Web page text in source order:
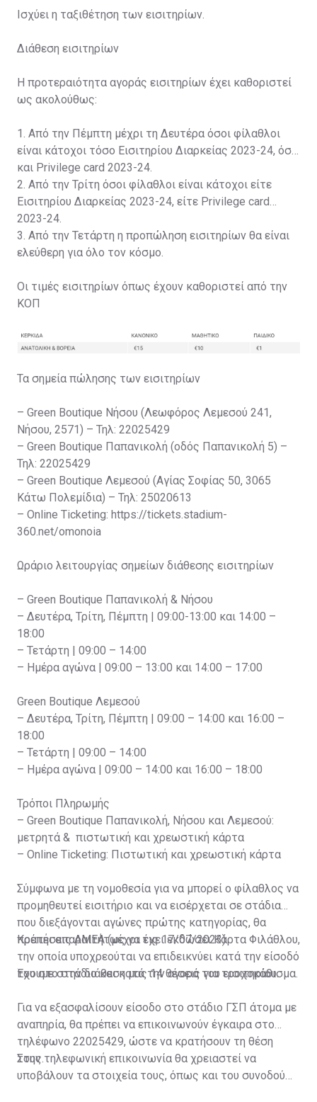
Ισχύει η ταξιθέτηση των εισιτηρίων.
Διάθεση εισιτηρίων
Η προτεραιότητα αγοράς εισιτηρίων έχει καθοριστεί
ως ακολούθως:
1. Από την Πέμπτη μέχρι τη Δευτέρα όσοι φίλαθλοι
είναι κάτοχοι τόσο Εισιτηρίου Διαρκείας 2023-24, όσο
και Privilege card 2023-24.
2. Από την Τρίτη όσοι φίλαθλοι είναι κάτοχοι είτε
Εισιτηρίου Διαρκείας 2023-24, είτε Privilege card
2023-24.
3. Από την Τετάρτη η προπώληση εισιτηρίων θα είναι
ελεύθερη για όλο τον κόσμο.
Οι τιμές εισιτηρίων όπως έχουν καθοριστεί από την
ΚΟΠ
Τα σημεία πώλησης των εισιτηρίων
– Green Boutique Νήσου (Λεωφόρος Λεμεσού 241,
Νήσου, 2571) – Τηλ: 22025429
– Green Boutique Παπανικολή (οδός Παπανικολή 5) –
Τηλ: 22025429
– Green Boutique Λεμεσού (Αγίας Σοφίας 50, 3065
Κάτω Πολεμίδια) – Τηλ: 25020613
– Online Ticketing: https://tickets.stadium-
360.net/omonoia
Ωράριο λειτουργίας σημείων διάθεσης εισιτηρίων
– Green Boutique Παπανικολή & Νήσου
– Δευτέρα, Τρίτη, Πέμπτη | 09:00-13:00 και 14:00 –
18:00
– Τετάρτη | 09:00 – 14:00
– Ημέρα αγώνα | 09:00 – 13:00 και 14:00 – 17:00
Green Boutique Λεμεσού
– Δευτέρα, Τρίτη, Πέμπτη | 09:00 – 14:00 και 16:00 –
18:00
– Τετάρτη | 09:00 – 14:00
– Ημέρα αγώνα | 09:00 – 14:00 και 16:00 – 18:00
Τρόποι Πληρωμής
– Green Boutique Παπανικολή, Νήσου και Λεμεσού:
μετρητά & πιστωτική και χρεωστική κάρτα
– Online Ticketing: Πιστωτική και χρεωστική κάρτα
Σύμφωνα με τη νομοθεσία για να μπορεί ο φίλαθλος να
προμηθευτεί εισιτήριο και να εισέρχεται σε στάδια
που διεξάγονται αγώνες πρώτης κατηγορίας, θα
πρέπει απαραιτήτως να έχει εκδώσει Κάρτα Φιλάθλου,
την οποία υποχρεούται να επιδεικνύει κατά την είσοδό
του στο στάδιο και κατά την αγορά του εισιτηρίου.
Κρατήσεις ΑΜΕΑ (μέχρι τις 17/07/2023)
Έχουμε στην διάθεση μας 14 θέσεις για τροχοκάθισμα.
Για να εξασφαλίσουν είσοδο στο στάδιο ΓΣΠ άτομα με
αναπηρία, θα πρέπει να επικοινωνούν έγκαιρα στο
τηλέφωνο 22025429, ώστε να κρατήσουν τη θέση
τους.
Στην τηλεφωνική επικοινωνία θα χρειαστεί να
υποβάλουν τα στοιχεία τους, όπως και του συνοδού